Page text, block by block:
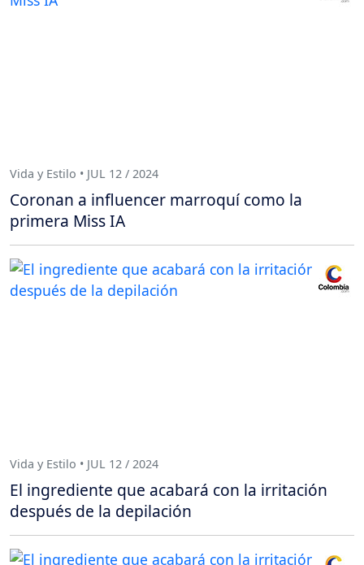
Vida y Estilo • JUL 12 / 2024
Coronan a influencer marroquí como la
primera Miss IA
Vida y Estilo • JUL 12 / 2024
El ingrediente que acabará con la irritación
después de la depilación